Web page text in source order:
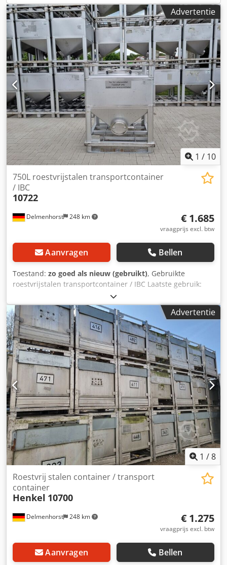
containervoeten ⦁ 1 afvoer 2'' zijdelings naar de mantel
geleid met kogelkraan ⦁ 1 ontluchting Ø33,7 x 3,6 mm,
buiten de isolatie aan de zijkant van de tank naar beneden
met kogelkraan ⦁ 1 aansluiting DN 125, buiten eindigend in
flens, binnen in het midden van de tank met 90° bocht ⦁ 1
aansluiting DN 125, eindigend in een flens aan de
buitenkant, omhoog geleid in de tank en eindigend in het
midden van de tank via 2x 90° bochten De isolatie van de
(nieuwe) container leveren wij op aanvraag in elke
gewenste dikte. Als u interesse heeft, neem dan contact
met ons op!
Advertentie
1 / 10
Delmenhorst 248 km
750L roestvrijstalen transportcontainer
/ IBC
10722
€ 1.685
vraagprijs excl. btw
Aanvragen Bellen
Toestand: zo goed als nieuw (gebruikt), Gebruikte
roestvrijstalen transportcontainer / IBC Laatste gebruik:
Voedsel Artikelnummer: 10722 Volume: 750L Type: Staand
in roestvrij stalen rek Materiaal: 1.4404 / AISI316L Ontwerp:
Enkelwandig Koepeldeksel Ø 400mm Dcsdpfx Aoinig
Aofqsk Leeggewicht: 196 Kg Werkdruk volgens typeplaatje:
ATM Afmetingen van de tank: Totale hoogte: 1545mm
Totale breedte: 1000mm Totale lengte: 1200mm Afstand
afvoer tot vloer: 450mm Materialen: Binnenkant: 1.4404 /
AISI 316 Buitenkant: 1.4404 / AISI 316 Faciliteiten:
Naamplaatje: Ja Diameter uitlaat: 250mm Afsluiter:
Schijfkraan
Advertentie
1 /8
Delmenhorst 248 km
Roestvrij stalen container / transport
container
Henkel 10700
€ 1.275
vraagprijs excl. btw
Aanvragen Bellen